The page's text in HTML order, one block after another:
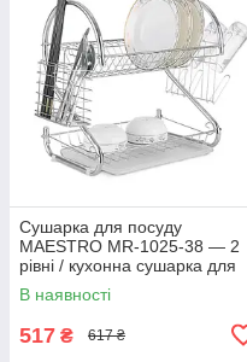
Сушарка для посуду
MAESTRO MR-1025-38 — 2
рівні / кухонна сушарка для
посуду Маестро
В наявності
517 ₴ 617 ₴